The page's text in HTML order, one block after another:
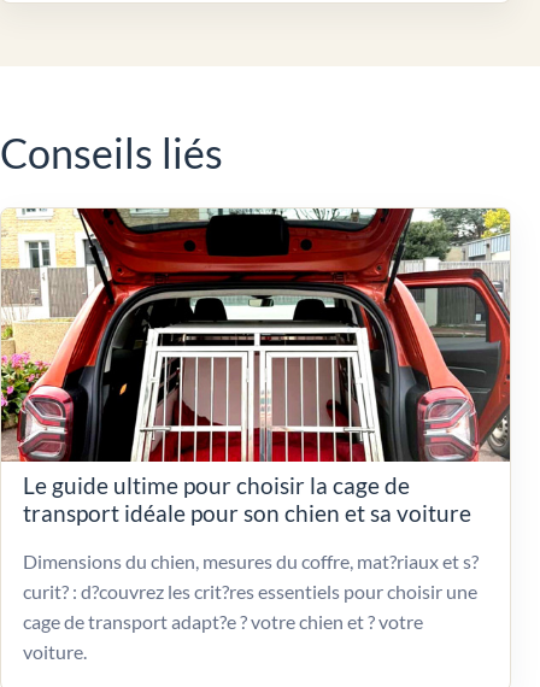
Conseils liés
Le guide ultime pour choisir la cage de
transport idéale pour son chien et sa voiture
Dimensions du chien, mesures du coffre, mat?riaux et s?
curit? : d?couvrez les crit?res essentiels pour choisir une
cage de transport adapt?e ? votre chien et ? votre
voiture.